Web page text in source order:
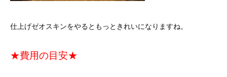
仕上げゼオスキンをやるともっときれいになりますね。
★費用の目安★